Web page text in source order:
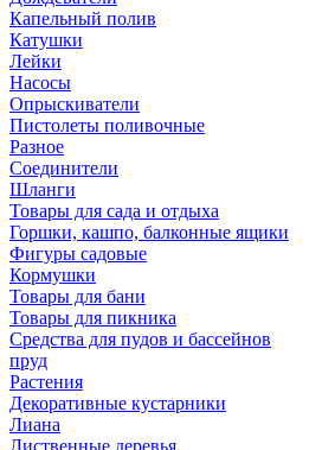
Капельный полив
Катушки
Лейки
Насосы
Опрыскиватели
Пистолеты поливочные
Разное
Соединители
Шланги
Товары для сада и отдыха
Горшки, кашпо, балконные ящики
Фигуры садовые
Кормушки
Товары для бани
Товары для пикника
Средства для пудов и бассейнов
пруд
Растения
Декоративные кустарники
Лиана